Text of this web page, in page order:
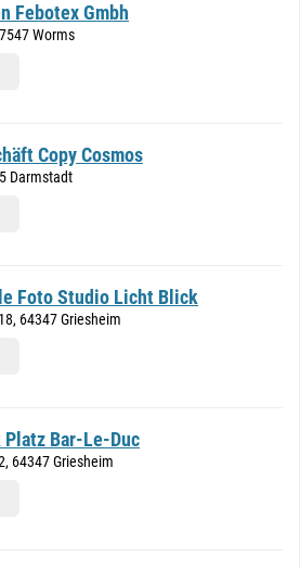
Febotex Gmbh
Worms
Copy Cosmos
Darmstadt
Foto Studio Licht Blick
64347 Griesheim
Platz Bar-Le-Duc
64347 Griesheim